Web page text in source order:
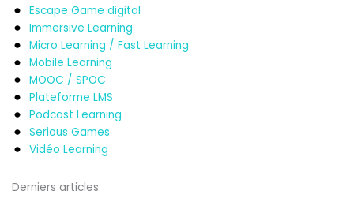
Escape Game digital
Immersive Learning
Micro Learning / Fast Learning
Mobile Learning
MOOC / SPOC
Plateforme LMS
Podcast Learning
Serious Games
Vidéo Learning
Derniers articles